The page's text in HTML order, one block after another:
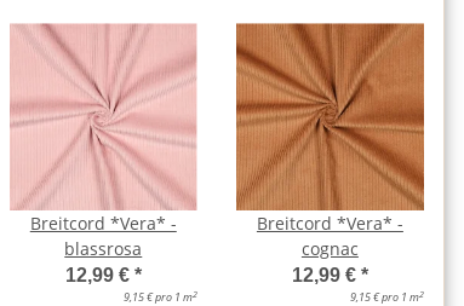
Breitcord *Vera* -
blassrosa
12,99 € *
9,15 € pro 1 m2
Breitcord *Vera* -
cognac
12,99 € *
9,15 € pro 1 m2